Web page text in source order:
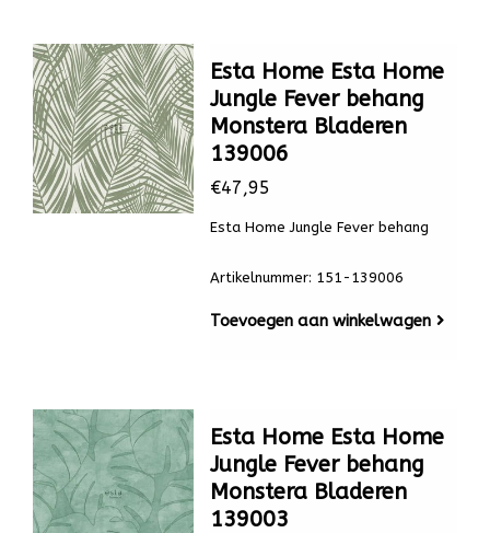
Esta Home Esta Home
Jungle Fever behang
Monstera Bladeren
139006
€47,95
Esta Home Jungle Fever behang
Artikelnummer: 151-139006
Toevoegen aan winkelwagen
Esta Home Esta Home
Jungle Fever behang
Monstera Bladeren
139003